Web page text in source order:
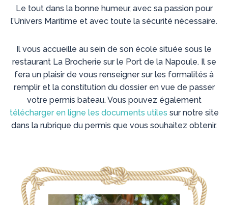
Le tout dans la bonne humeur, avec sa passion pour
l’Univers Maritime et avec toute la sécurité nécessaire.
Il vous accueille au sein de son école située sous le
restaurant La Brocherie sur le Port de la Napoule. Il se
fera un plaisir de vous renseigner sur les formalités à
remplir et la constitution du dossier en vue de passer
votre permis bateau. Vous pouvez également
télécharger en ligne les documents utiles sur notre site
dans la rubrique du permis que vous souhaitez obtenir.